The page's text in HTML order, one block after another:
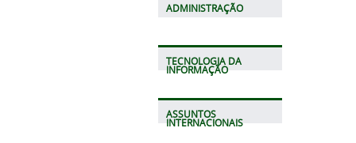
ADMINISTRAÇÃO
TECNOLOGIA DA
INFORMAÇÃO
ASSUNTOS
INTERNACIONAIS